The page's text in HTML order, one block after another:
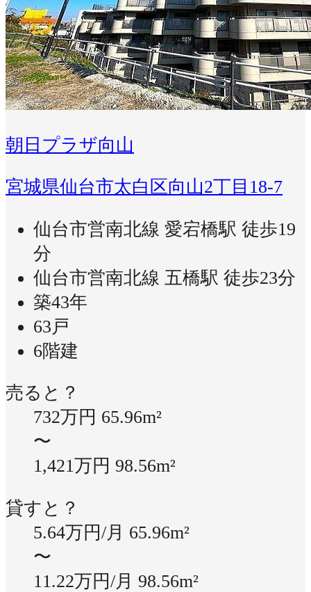
朝日プラザ向山
宮城県仙台市太白区向山2丁目18-7
仙台市営南北線 愛宕橋駅 徒歩19
分
仙台市営南北線 五橋駅 徒歩23分
築43年
63戸
6階建
売ると？
732万円 65.96m²
〜
1,421万円 98.56m²
貸すと？
5.64万円/月 65.96m²
〜
11.22万円/月 98.56m²